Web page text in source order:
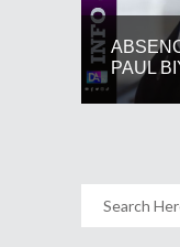
PAUL